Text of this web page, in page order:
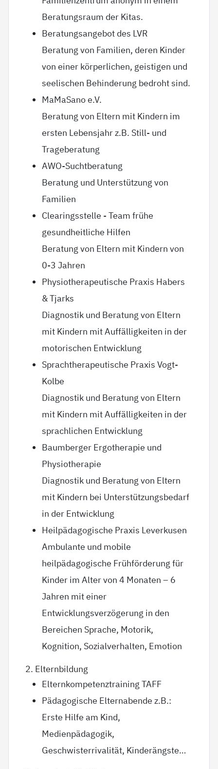
Beratungsraum der Kitas.
Beratungsangebot des LVR
Beratung von Familien, deren Kinder
von einer körperlichen, geistigen und
seelischen Behinderung bedroht sind.
MaMaSano e.V.
Beratung von Eltern mit Kindern im
ersten Lebensjahr z.B. Still- und
Trageberatung
AWO-Suchtberatung
Beratung und Unterstützung von
Familien
Clearingsstelle - Team frühe
gesundheitliche Hilfen
Beratung von Eltern mit Kindern von
0-3 Jahren
Physiotherapeutische Praxis Habers
& Tjarks
Diagnostik und Beratung von Eltern
mit Kindern mit Auffälligkeiten in der
motorischen Entwicklung
Sprachtherapeutische Praxis Vogt-
Kolbe
Diagnostik und Beratung von Eltern
mit Kindern mit Auffälligkeiten in der
sprachlichen Entwicklung
Baumberger Ergotherapie und
Physiotherapie
Diagnostik und Beratung von Eltern
mit Kindern bei Unterstützungsbedarf
in der Entwicklung
Heilpädagogische Praxis Leverkusen
Ambulante und mobile
heilpädagogische Frühförderung für
Kinder im Alter von 4 Monaten – 6
Jahren mit einer
Entwicklungsverzögerung in den
Bereichen Sprache, Motorik,
Kognition, Sozialverhalten, Emotion
2. Elternbildung
Elternkompetenztraining TAFF
Pädagogische Elternabende z.B.:
Erste Hilfe am Kind,
Medienpädagogik,
Geschwisterrivalität, Kinderängste…